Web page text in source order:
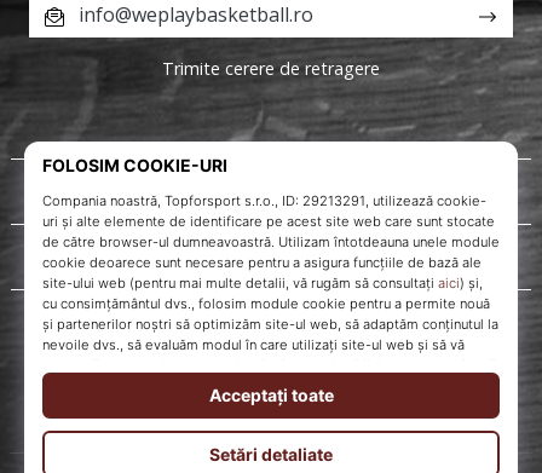
WePlayBasketball.ro
Despre noi
Servicii clienți
info@weplaybasketball.ro
Trimite cerere de retragere